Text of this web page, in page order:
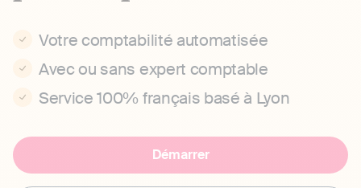
Votre comptabilité automatisée
Avec ou sans expert comptable
Service 100% français basé à Lyon
Démarrer